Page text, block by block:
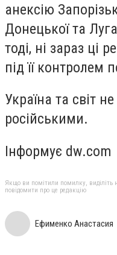
анексію
Донецької та
тоді, ні зараз ці
під її контролем
Україна та світ
російськими.
Інформує dw.com
Якщо ви помітили помилку, виділіть
повідомити про це редакцію
Ефименко Анастасия